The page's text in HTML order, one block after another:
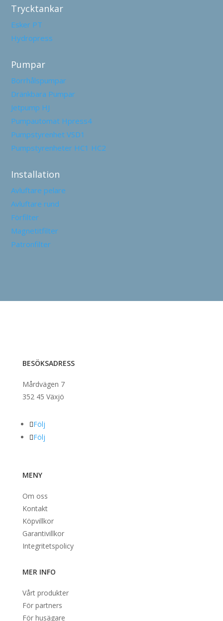
Trycktankar
Esker PT
Hydropress
Pumpar
Borrhålspumpar
Dränkbara Pumpar
Jetpump HJ
Pumpautomat Hpress4
Pumpstyrenhet VSD1
Pumpstyrenheter HC1 HC2
Installation
Avluftare pelare
Avluftare rund
Förfilter
Magnetitfilter
Patronfilter
BESÖKSADRESS
Mårdvägen 7
352 45 Växjö
Följ
Följ
MENY
Om oss
Kontakt
Köpvillkor
Garantivillkor
Integritetspolicy
MER INFO
Vårt produkter
För partners
För husägare